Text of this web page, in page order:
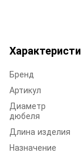
Бренд
Артикул
Диаметр
дюбеля
Длина изделия
Назначение